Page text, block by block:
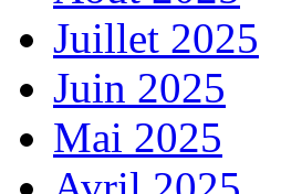
Juillet 2025
Juin 2025
Mai 2025